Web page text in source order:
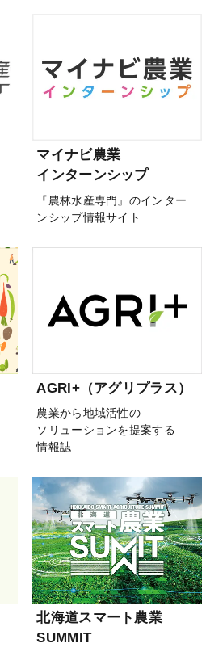
マイナビ農業
インターンシップ
『農林水産専門』のインター
ンシップ情報サイト
AGRI+（アグリプラス）
農業から地域活性の
ソリューションを提案する
情報誌
北海道スマート農業
SUMMIT